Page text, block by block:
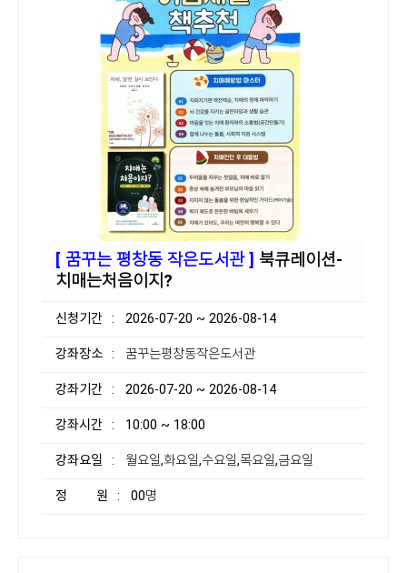
[ 꿈꾸는 평창동 작은도서관 ] 북큐레이션-
치매는처음이지?
신청기간 : 2026-07-20 ~ 2026-08-14
강좌장소 : 꿈꾸는평창동작은도서관
강좌기간 : 2026-07-20 ~ 2026-08-14
강좌시간 : 10:00 ~ 18:00
강좌요일 : 월요일,화요일,수요일,목요일,금요일
정 원 : 00명